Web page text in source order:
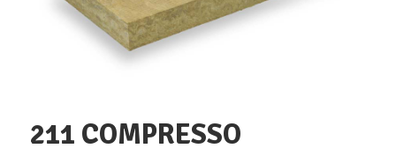
211 COMPRESSO